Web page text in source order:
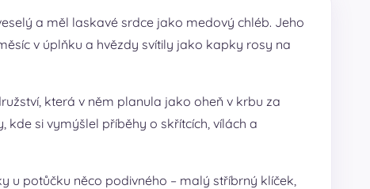
a měl laskavé srdce jako medový chléb. Jeho
v úplňku a hvězdy svítily jako kapky rosy na
která v něm planula jako oheň v krbu za
kde si vymýšlel příběhy o skřítcích, vílách a
u potůčku něco podivného – malý stříbrný klíček,